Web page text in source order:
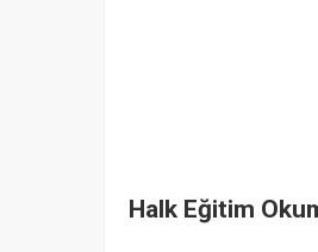
Halk Eğitim